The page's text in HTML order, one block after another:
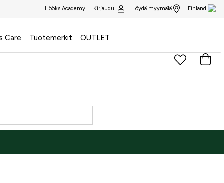
Hööks Academy Kirjaudu Löydä myymälä Finland
Care Tuotemerkit OUTLET